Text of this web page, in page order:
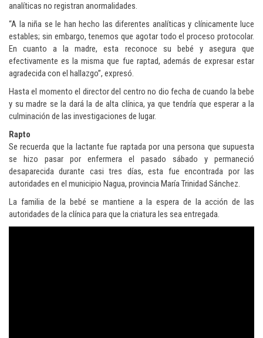
analíticas no registran anormalidades.
“A la niña se le han hecho las diferentes analíticas y clínicamente luce
estables; sin embargo, tenemos que agotar todo el proceso protocolar.
En cuanto a la madre, esta reconoce su bebé y asegura que
efectivamente es la misma que fue raptad, además de expresar estar
agradecida con el hallazgo”, expresó.
Hasta el momento el director del centro no dio fecha de cuando la bebe
y su madre se la dará la de alta clínica, ya que tendría que esperar a la
culminación de las investigaciones de lugar.
Rapto
Se recuerda que la lactante fue raptada por una persona que supuesta
se hizo pasar por enfermera el pasado sábado y permaneció
desaparecida durante casi tres días, esta fue encontrada por las
autoridades en el municipio Nagua, provincia María Trinidad Sánchez.
La familia de la bebé se mantiene a la espera de la acción de las
autoridades de la clínica para que la criatura les sea entregada.